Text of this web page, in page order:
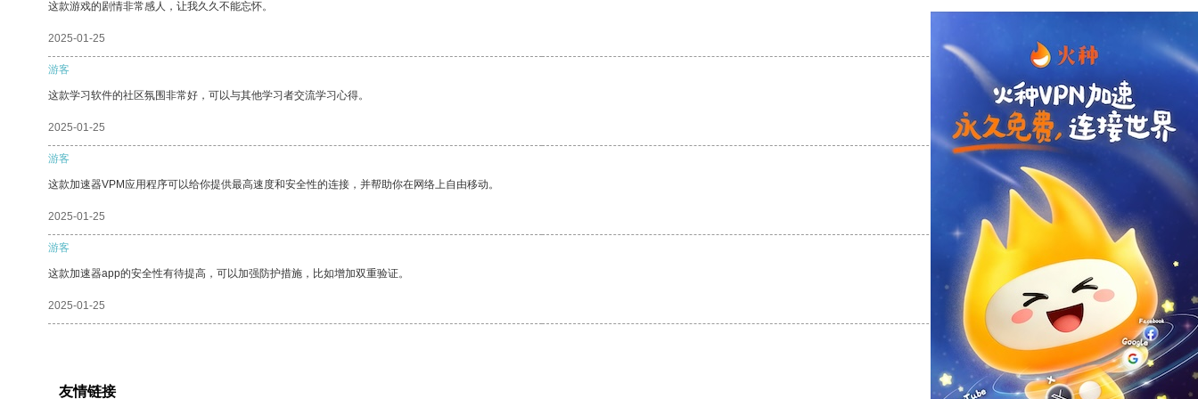
这款游戏的剧情非常感人，让我久久不能忘怀。
2025-01-25
游客
这款学习软件的社区氛围非常好，可以与其他学习者交流学习心得。
2025-01-25 支持 [0] 反对[0]
游客
这款加速器VPM应用程序可以给你提供最高速度和安全性的连接，并帮助你在网络上自由移动。
2025-01-25 支持[0] 反对
游客
这款加速器app的安全性有待提高，可以加强防护措施，比如增加双重验证。
2025-01-25 支持[0] 反对[0]
友情链接